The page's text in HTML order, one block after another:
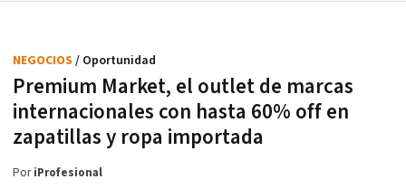
Premium Market, el outlet de marcas
internacionales con hasta 60% off en
zapatillas y ropa importada
NEGOCIOS / Oportunidad
PoriProfesional